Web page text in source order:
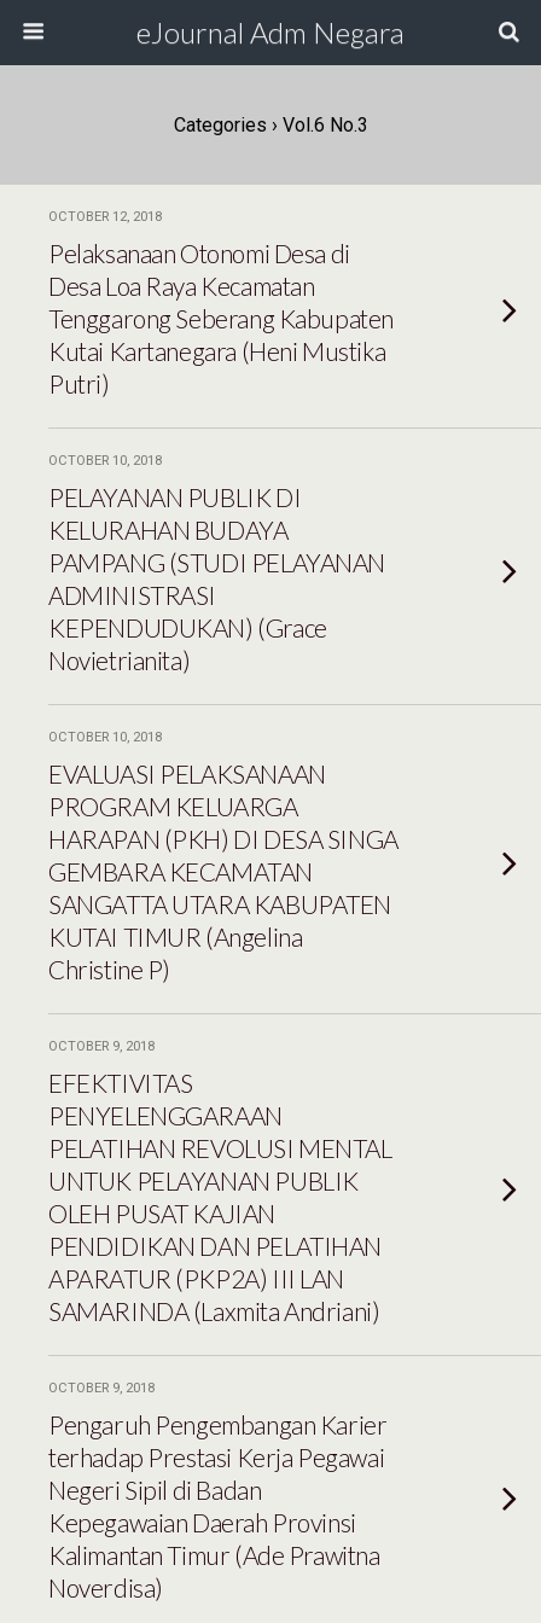
eJournal Adm Negara
Categories › Vol.6 No.3
OCTOBER 12, 2018
Pelaksanaan Otonomi Desa di
Desa Loa Raya Kecamatan
Tenggarong Seberang Kabupaten
Kutai Kartanegara (Heni Mustika
Putri)
OCTOBER 10, 2018
PELAYANAN PUBLIK DI
KELURAHAN BUDAYA
PAMPANG (STUDI PELAYANAN
ADMINISTRASI
KEPENDUDUKAN) (Grace
Novietrianita)
OCTOBER 10, 2018
EVALUASI PELAKSANAAN
PROGRAM KELUARGA
HARAPAN (PKH) DI DESA SINGA
GEMBARA KECAMATAN
SANGATTA UTARA KABUPATEN
KUTAI TIMUR (Angelina
Christine P)
OCTOBER 9, 2018
EFEKTIVITAS
PENYELENGGARAAN
PELATIHAN REVOLUSI MENTAL
UNTUK PELAYANAN PUBLIK
OLEH PUSAT KAJIAN
PENDIDIKAN DAN PELATIHAN
APARATUR (PKP2A) III LAN
SAMARINDA (Laxmita Andriani)
OCTOBER 9, 2018
Pengaruh Pengembangan Karier
terhadap Prestasi Kerja Pegawai
Negeri Sipil di Badan
Kepegawaian Daerah Provinsi
Kalimantan Timur (Ade Prawitna
Noverdisa)